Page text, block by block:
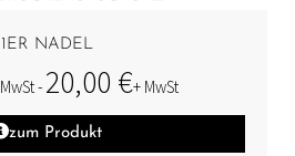
1ER NADEL
- 20,00 €+ MwSt
zum Produkt